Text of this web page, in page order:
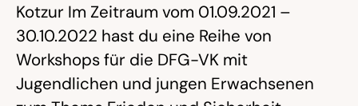
Kotzur Im Zeitraum vom 01.09.2021 –
30.10.2022 hast du eine Reihe von
Workshops für die DFG-VK mit
Jugendlichen und jungen Erwachsenen